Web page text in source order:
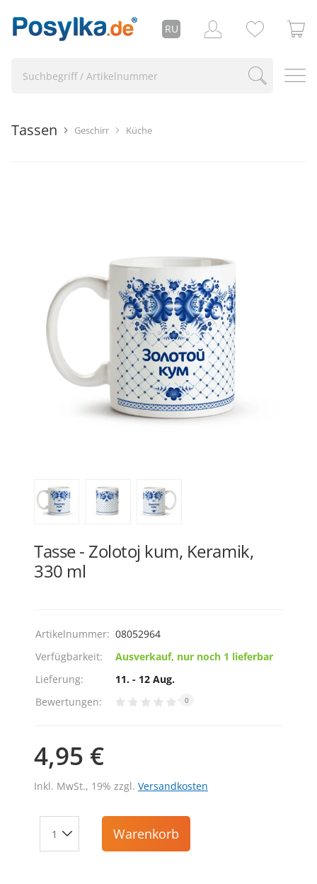
RU
Küche
Geschirr
Tassen
Tasse - Zolotoj kum, Keramik,
330 ml
Artikelnummer: 08052964
Verfügbarkeit:
Ausverkauf, nur noch 1 lieferbar
Lieferung:
11. - 12 Aug.
Bewertungen:
0
4,95 €
Inkl. MwSt., 19% zzgl. Versandkosten
Warenkorb